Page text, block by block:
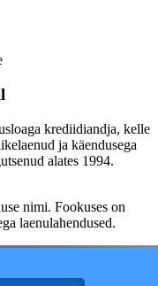
krediidiandja, kelle
ja käendusega
alates 1994.
nimi. Fookuses on
laenulahendused.